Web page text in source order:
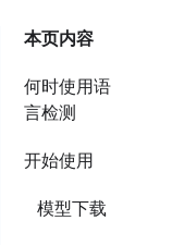
本页内容
何时使用语
言检测
开始使用
模型下载